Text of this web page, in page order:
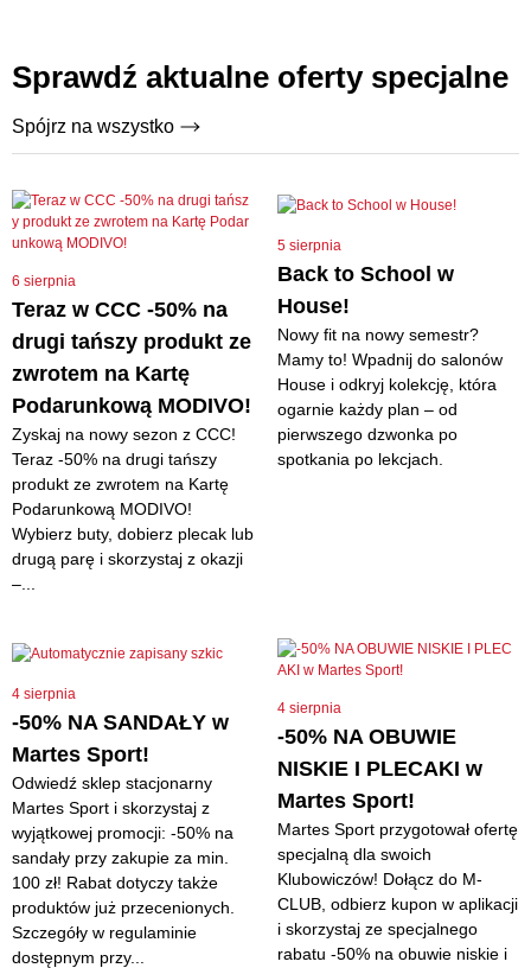
Sprawdź aktualne oferty specjalne
Spójrz na wszystko
6 sierpnia
Teraz w CCC -50% na
drugi tańszy produkt ze
zwrotem na Kartę
Podarunkową MODIVO!
Zyskaj na nowy sezon z CCC!
Teraz -50% na drugi tańszy
produkt ze zwrotem na Kartę
Podarunkową MODIVO!
Wybierz buty, dobierz plecak lub
drugą parę i skorzystaj z okazji
–...
5 sierpnia
Back to School w
House!
Nowy fit na nowy semestr?
Mamy to! Wpadnij do salonów
House i odkryj kolekcję, która
ogarnie każdy plan – od
pierwszego dzwonka po
spotkania po lekcjach.
4 sierpnia
-50% NA SANDAŁY w
Martes Sport!
Odwiedź sklep stacjonarny
Martes Sport i skorzystaj z
wyjątkowej promocji: -50% na
sandały przy zakupie za min.
100 zł! Rabat dotyczy także
produktów już przecenionych.
Szczegóły w regulaminie
dostępnym przy...
4 sierpnia
-50% NA OBUWIE
NISKIE I PLECAKI w
Martes Sport!
Martes Sport przygotował ofertę
specjalną dla swoich
Klubowiczów! Dołącz do M-
CLUB, odbierz kupon w aplikacji
i skorzystaj ze specjalnego
rabatu -50% na obuwie niskie i